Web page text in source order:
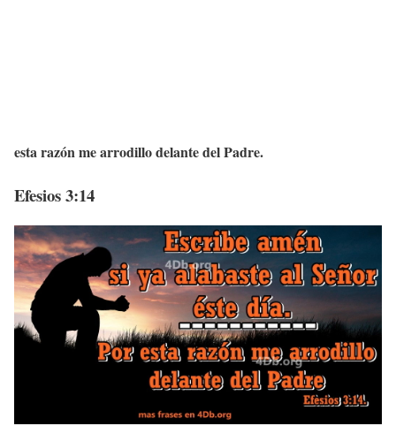
esta razón me arrodillo delante del Padre.
Efesios 3:14